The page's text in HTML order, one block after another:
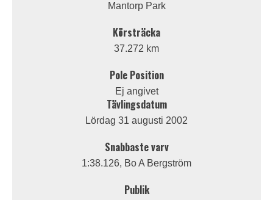
Mantorp Park
Körsträcka
37.272 km
Pole Position
Ej angivet
Tävlingsdatum
Lördag 31 augusti 2002
Snabbaste varv
1:38.126, Bo A Bergström
Publik